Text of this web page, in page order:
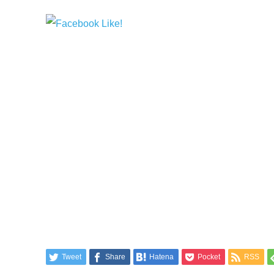
Tweet Share Hatena Pocket RSS